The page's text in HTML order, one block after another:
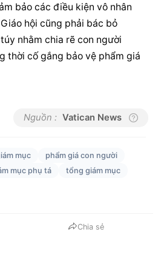
bảo các điều kiện vô nhân
hội cũng phải bác bỏ
nhằm chia rẽ con người
thời cố gắng bảo vệ phẩm giá
Nguồn : Vatican News
mục
phẩm giá con người
mục phụ tá tổng giám mục
Chia sẻ